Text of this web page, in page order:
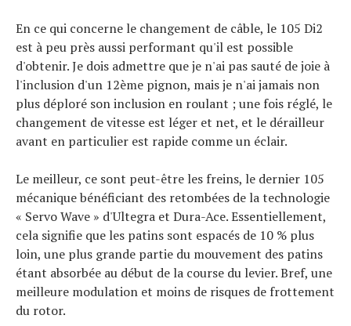
En ce qui concerne le changement de câble, le 105 Di2
est à peu près aussi performant qu'il est possible
d'obtenir. Je dois admettre que je n'ai pas sauté de joie à
l'inclusion d'un 12ème pignon, mais je n'ai jamais non
plus déploré son inclusion en roulant ; une fois réglé, le
changement de vitesse est léger et net, et le dérailleur
avant en particulier est rapide comme un éclair.
Le meilleur, ce sont peut-être les freins, le dernier 105
mécanique bénéficiant des retombées de la technologie
« Servo Wave » d'Ultegra et Dura-Ace. Essentiellement,
cela signifie que les patins sont espacés de 10 % plus
loin, une plus grande partie du mouvement des patins
étant absorbée au début de la course du levier. Bref, une
meilleure modulation et moins de risques de frottement
du rotor.